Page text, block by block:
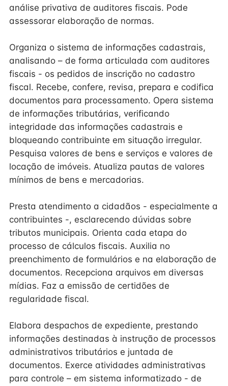
análise privativa de auditores fiscais. Pode
assessorar elaboração de normas.
Organiza o sistema de informações cadastrais,
analisando – de forma articulada com auditores
fiscais - os pedidos de inscrição no cadastro
fiscal. Recebe, confere, revisa, prepara e codifica
documentos para processamento. Opera sistema
de informações tributárias, verificando
integridade das informações cadastrais e
bloqueando contribuinte em situação irregular.
Pesquisa valores de bens e serviços e valores de
locação de imóveis. Atualiza pautas de valores
mínimos de bens e mercadorias.
Presta atendimento a cidadãos - especialmente a
contribuintes -, esclarecendo dúvidas sobre
tributos municipais. Orienta cada etapa do
processo de cálculos fiscais. Auxilia no
preenchimento de formulários e na elaboração de
documentos. Recepciona arquivos em diversas
mídias. Faz a emissão de certidões de
regularidade fiscal.
Elabora despachos de expediente, prestando
informações destinadas à instrução de processos
administrativos tributários e juntada de
documentos. Exerce atividades administrativas
para controle – em sistema informatizado - de